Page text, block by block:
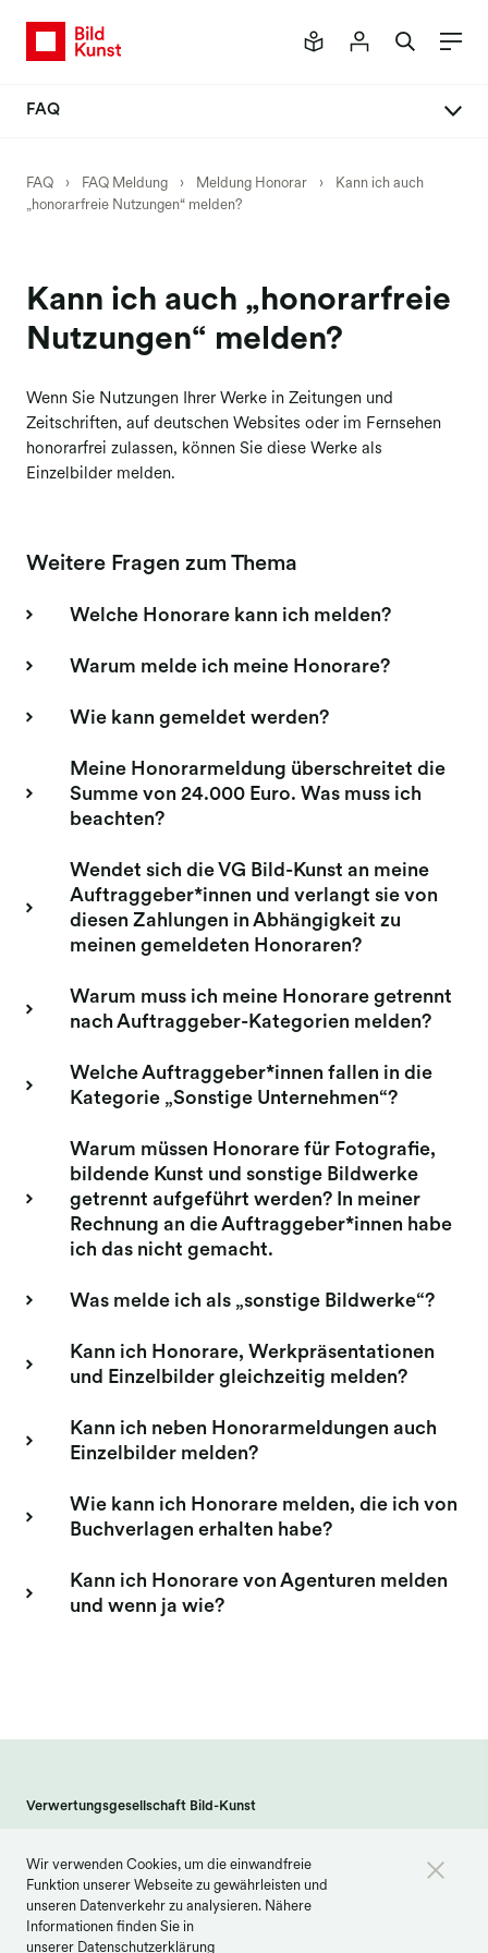
FAQ
Neues Mitgliederportal
Meldung Buch
Meldung Einzelbilder
Meldung Werkpräsentationen
Meldung Kunst am Bau
Meldung Buchverlage
Meldung Film
FAQ › FAQ Meldung › Meldung Honorar ›
Kann ich auch
„honorarfreie Nutzungen“ melden?
Kann ich auch „honorarfreie
Nutzungen“ melden?
Wenn Sie Nutzungen Ihrer Werke in Zeitungen und
Zeitschriften, auf deutschen Websites oder im Fernsehen
honorarfrei zulassen, können Sie diese Werke als
Einzelbilder melden.
Weitere Fragen zum Thema
Welche Honorare kann ich melden?
Warum melde ich meine Honorare?
Wie kann gemeldet werden?
Meine Honorarmeldung überschreitet die
Summe von 24.000 Euro. Was muss ich
beachten?
Wendet sich die VG Bild-Kunst an meine
Auftraggeber*innen und verlangt sie von
diesen Zahlungen in Abhängigkeit zu
meinen gemeldeten Honoraren?
Warum muss ich meine Honorare getrennt
nach Auftraggeber-Kategorien melden?
Welche Auftraggeber*innen fallen in die
Kategorie „Sonstige Unternehmen“?
Warum müssen Honorare für Fotografie,
bildende Kunst und sonstige Bildwerke
getrennt aufgeführt werden? In meiner
Rechnung an die Auftraggeber*innen habe
ich das nicht gemacht.
Was melde ich als „sonstige Bildwerke“?
Kann ich Honorare, Werkpräsentationen
und Einzelbilder gleichzeitig melden?
Kann ich neben Honorarmeldungen auch
Einzelbilder melden?
Wie kann ich Honorare melden, die ich von
Buchverlagen erhalten habe?
Kann ich Honorare von Agenturen melden
und wenn ja wie?
Verwertungsgesellschaft Bild-Kunst
info@bildkunst.de·Telefon 0228 979 20 -600
Impressum Datenschutz
Barrierefreiheit Cookie Einstellungen
Wir verwenden Cookies, um die einwandfreie
Funktion unserer Webseite zu gewährleisten und
unseren Datenverkehr zu analysieren. Nähere
Informationen finden Sie in
unserer Datenschutzerklärung